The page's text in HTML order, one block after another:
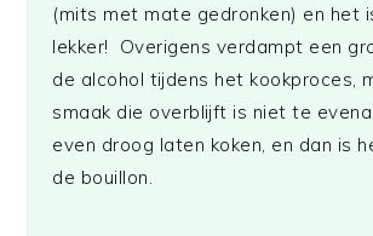
(mits met mate gedronken) en het
lekker! Overigens verdampt een
de alcohol tijdens het kookproces,
smaak die overblijft is niet te
even droog laten koken, en dan is
de bouillon.